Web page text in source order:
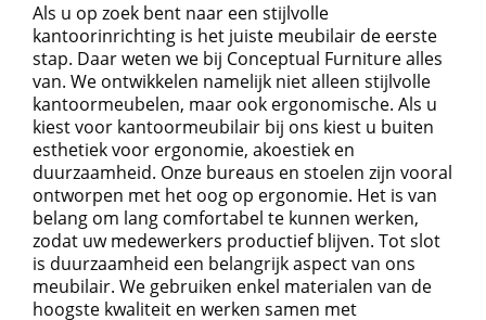
Als u op zoek bent naar een stijlvolle
kantoorinrichting is het juiste meubilair de eerste
stap. Daar weten we bij Conceptual Furniture alles
van. We ontwikkelen namelijk niet alleen stijlvolle
kantoormeubelen, maar ook ergonomische. Als u
kiest voor kantoormeubilair bij ons kiest u buiten
esthetiek voor ergonomie, akoestiek en
duurzaamheid. Onze bureaus en stoelen zijn vooral
ontworpen met het oog op ergonomie. Het is van
belang om lang comfortabel te kunnen werken,
zodat uw medewerkers productief blijven. Tot slot
is duurzaamheid een belangrijk aspect van ons
meubilair. We gebruiken enkel materialen van de
hoogste kwaliteit en werken samen met